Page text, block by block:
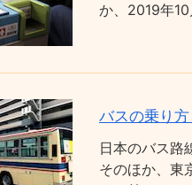
か、2019年
バスの乗り
日本のバス路
そのほか、東